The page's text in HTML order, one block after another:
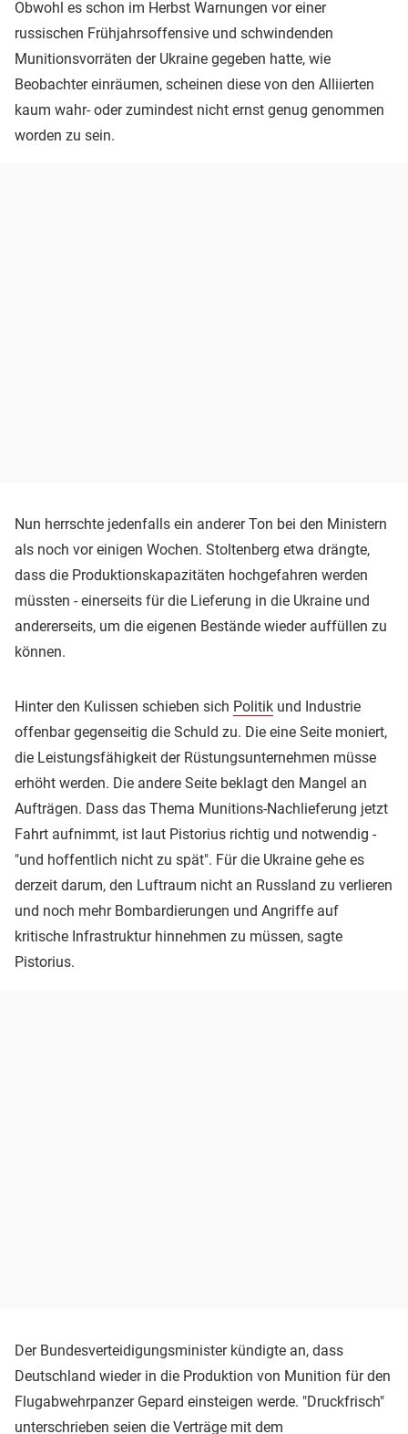
Obwohl es schon im Herbst Warnungen vor einer
russischen Frühjahrsoffensive und schwindenden
Munitionsvorräten der Ukraine gegeben hatte, wie
Beobachter einräumen, scheinen diese von den Alliierten
kaum wahr- oder zumindest nicht ernst genug genommen
worden zu sein.
Nun herrschte jedenfalls ein anderer Ton bei den Ministern
als noch vor einigen Wochen. Stoltenberg etwa drängte,
dass die Produktionskapazitäten hochgefahren werden
müssten - einerseits für die Lieferung in die Ukraine und
andererseits, um die eigenen Bestände wieder auffüllen zu
können.
Hinter den Kulissen schieben sich Politik und Industrie
offenbar gegenseitig die Schuld zu. Die eine Seite moniert,
die Leistungsfähigkeit der Rüstungsunternehmen müsse
erhöht werden. Die andere Seite beklagt den Mangel an
Aufträgen. Dass das Thema Munitions-Nachlieferung jetzt
Fahrt aufnimmt, ist laut Pistorius richtig und notwendig -
"und hoffentlich nicht zu spät". Für die Ukraine gehe es
derzeit darum, den Luftraum nicht an Russland zu verlieren
und noch mehr Bombardierungen und Angriffe auf
kritische Infrastruktur hinnehmen zu müssen, sagte
Pistorius.
Der Bundesverteidigungsminister kündigte an, dass
Deutschland wieder in die Produktion von Munition für den
Flugabwehrpanzer Gepard einsteigen werde. "Druckfrisch"
unterschrieben seien die Verträge mit dem